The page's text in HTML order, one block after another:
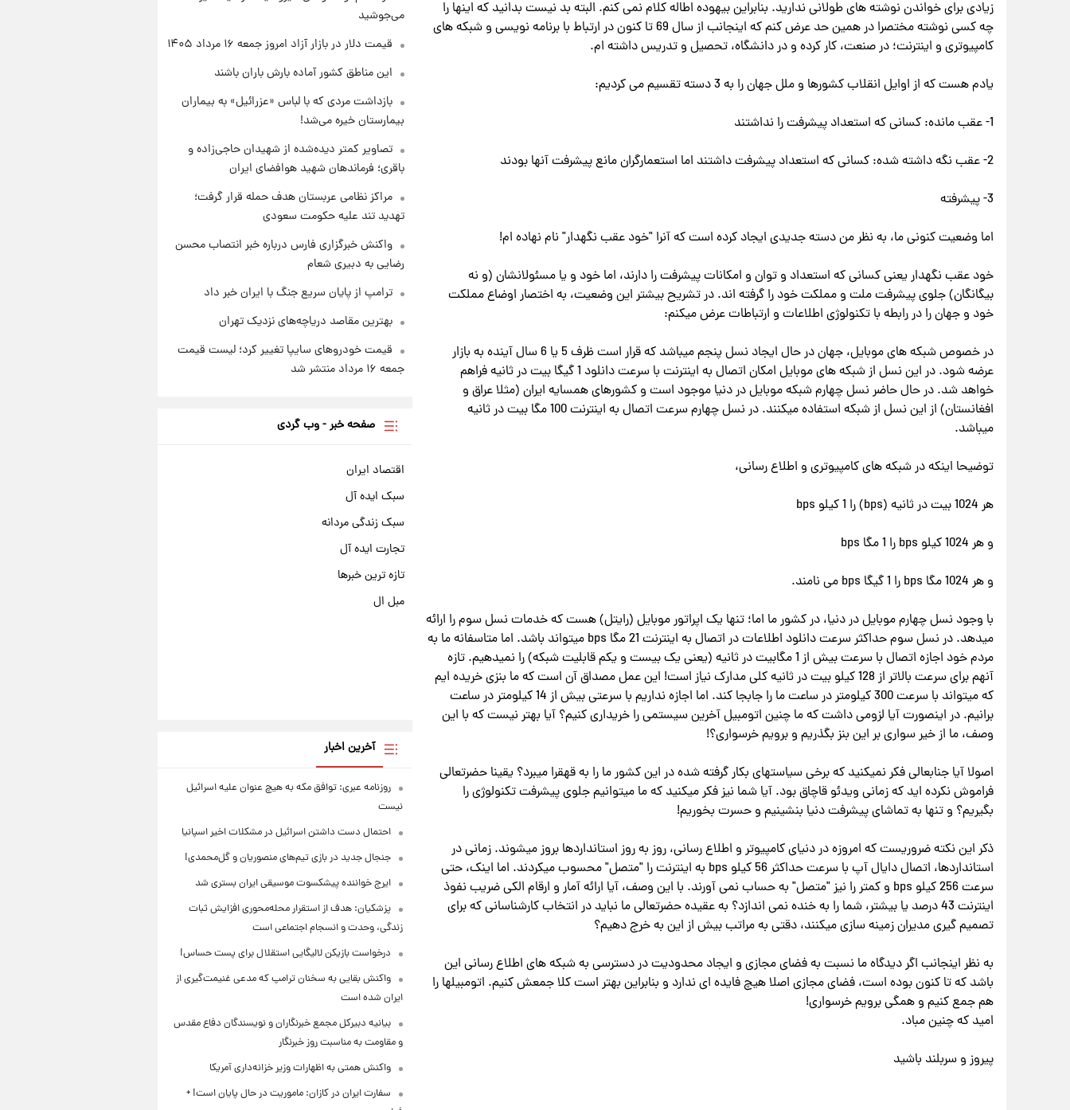
زیادی برای خواندن نوشته های طولانی ندارید. بنابراین بیهوده اطاله کلام نمی کنم. البته بد نیست بدانید که اینها را
چه کسی نوشته مختصرا در همین حد عرض کنم که اینجانب از سال 69 تا کنون در ارتباط با برنامه نویسی و شبکه های
کامپیوتری و اینترنت؛ در صنعت، کار کرده و در دانشگاه، تحصیل و تدریس داشته ام.
یادم هست که از اوایل انقلاب کشورها و ملل جهان را به 3 دسته تقسیم می کردیم:
1- عقب مانده: کسانی که استعداد پیشرفت را نداشتند
2- عقب نگه داشته شده: کسانی که استعداد پیشرفت داشتند اما استعمارگران مانع پیشرفت آنها بودند
3- پیشرفته
اما وضعیت کنونی ما، به نظر من دسته جدیدی ایجاد کرده است که آنرا "خود عقب نگهدار" نام نهاده ام!
خود عقب نگهدار یعنی کسانی که استعداد و توان و امکانات پیشرفت را دارند، اما خود و یا مسئولانشان (و نه
بیگانگان) جلوی پیشرفت ملت و مملکت خود را گرفته اند. در تشریح بیشتر این وضعیت، به اختصار اوضاع مملکت
خود و جهان را در رابطه با تکنولوژی اطلاعات و ارتباطات عرض میکنم:
در خصوص شبکه های موبایل، جهان در حال ایجاد نسل پنجم میباشد که قرار است ظرف 5 یا 6 سال آینده به بازار
عرضه شود. در این نسل از شبکه های موبایل امکان اتصال به اینترنت با سرعت دانلود 1 گیگا بیت در ثانیه فراهم
خواهد شد. در حال حاضر نسل چهارم شبکه موبایل در دنیا موجود است و کشورهای همسایه ایران (مثلا عراق و
افغانستان) از این نسل از شبکه استفاده میکنند. در نسل چهارم سرعت اتصال به اینترنت 100 مگا بیت در ثانیه
میباشد.
توضیحا اینکه در شبکه های کامپیوتری و اطلاع رسانی،
هر 1024 بیت در ثانیه (bps) را 1 کیلو bps
و هر 1024 کیلو bps را 1 مگا bps
و هر 1024 مگا bps را 1 گیگا bps می نامند.
با وجود نسل چهارم موبایل در دنیا، در کشور ما اما؛ تنها یک اپراتور موبایل (رایتل) هست که خدمات نسل سوم را ارائه
میدهد. در نسل سوم حداکثر سرعت دانلود اطلاعات در اتصال به اینترنت 21 مگا bps میتواند باشد. اما متاسفانه ما به
مردم خود اجازه اتصال با سرعت بیش از 1 مگابیت در ثانیه (یعنی یک بیست و یکم قابلیت شبکه) را نمیدهیم. تازه
آنهم برای سرعت بالاتر از 128 کیلو بیت در ثانیه کلی مدارک نیاز است! این عمل مصداق آن است که ما بنزی خریده ایم
که میتواند با سرعت 300 کیلومتر در ساعت ما را جابجا کند. اما اجازه نداریم با سرعتی بیش از 14 کیلومتر در ساعت
برانیم. در اینصورت آیا لزومی داشت که ما چنین اتومبیل آخرین سیستمی را خریداری کنیم؟ آیا بهتر نیست که با این
وصف، ما از خیر سواری بر این بنز بگذریم و برویم خرسواری؟!
اصولا آیا جنابعالی فکر نمیکنید که برخی سیاستهای بکار گرفته شده در این کشور ما را به قهقرا میبرد؟ یقینا حضرتعالی
فراموش نکرده اید که زمانی ویدئو قاچاق بود. آیا شما نیز فکر میکنید که ما میتوانیم جلوی پیشرفت تکنولوژی را
بگیریم؟ و تنها به تماشای پیشرفت دنیا بنشینیم و حسرت بخوریم!
ذکر این نکته ضروریست که امروزه در دنیای کامپیوتر و اطلاع رسانی، روز به روز استانداردها بروز میشوند. زمانی در
استانداردها، اتصال دایال آپ با سرعت حداکثر 56 کیلو bps به اینترنت را "متصل" محسوب میکردند. اما اینک، حتی
سرعت 256 کیلو bps و کمتر را نیز "متصل" به حساب نمی آورند. با این وصف، آیا ارائه آمار و ارقام الکی ضریب نفوذ
اینترنت 43 درصد یا بیشتر، شما را به خنده نمی اندازد؟ به عقیده حضرتعالی ما نباید در انتخاب کارشناسانی که برای
تصمیم گیری مدیران زمینه سازی میکنند، دقتی به مراتب بیش از این به خرج دهیم؟
به نظر اینجانب اگر دیدگاه ما نسبت به فضای مجازی و ایجاد محدودیت در دسترسی به شبکه های اطلاع رسانی این
باشد که تا کنون بوده است، ‫فضای مجازی اصلا هیچ فایده ای ندارد‬ و ‫بنابراین بهتر است ‫کلا جمعش کنیم. ‫اتومبیلها را
هم جمع کنیم و ‫همگی برویم خرسواری!‬
امید که چنین مباد.
پیروز و سربلند باشید
می‌جوشید
قیمت دلار در بازار آزاد امروز جمعه ۱۶ مرداد ۱۴۰۵
این مناطق کشور آماده بارش باران باشند
بازداشت مردی که با لباس «عزرائیل» به بیماران
بیمارستان خیره می‌شد!
تصاویر کمتر دیده‌شده از شهیدان حاجی‌زاده و
باقری؛ فرماندهان شهید هوافضای ایران
مراکز نظامی عربستان هدف حمله قرار گرفت؛
تهدید تند علیه حکومت سعودی
واکنش خبرگزاری فارس درباره خبر انتصاب محسن
رضایی به دبیری شعام
ترامپ از پایان سریع جنگ با ایران خبر داد
بهترین مقاصد دریاچه‌های نزدیک تهران
قیمت خودروهای سایپا تغییر کرد؛ لیست قیمت
جمعه ۱۶ مرداد منتشر شد
صفحه خبر - وب گردی
اقتصاد ایران
سبک ایده آل
سبک زندگی مردانه
تجارت ایده آل
تازه ترین خبرها
مبل ال
آخرین اخبار
روزنامه عبری: توافق مکه به هیچ عنوان علیه اسرائیل
نیست
احتمال دست داشتن اسرائیل در مشکلات اخیر اسپانیا
جنجال جدید در بازی تیم‌های منصوریان و گل‌محمدی!
ایرج خواننده پیشکسوت موسیقی ایران بستری شد
پزشکیان: هدف از استقرار محله‌محوری افزایش ثبات
زندگی، وحدت و انسجام اجتماعی است
درخواست بازیکن لالیگایی استقلال برای پست حساس!
واکنش بقایی به سخنان ترامپ که مدعی غنیمت‌گیری از
ایران شده است
بیانیه دبیرکل مجمع خبرنگاران و نویسندگان دفاع مقدس
و مقاومت به مناسبت روز خبرنگار
واکنش همتی به اظهارات وزیر خزانه‌داری آمریکا
سفارت ایران در کازان: ماموریت در حال پایان است! +